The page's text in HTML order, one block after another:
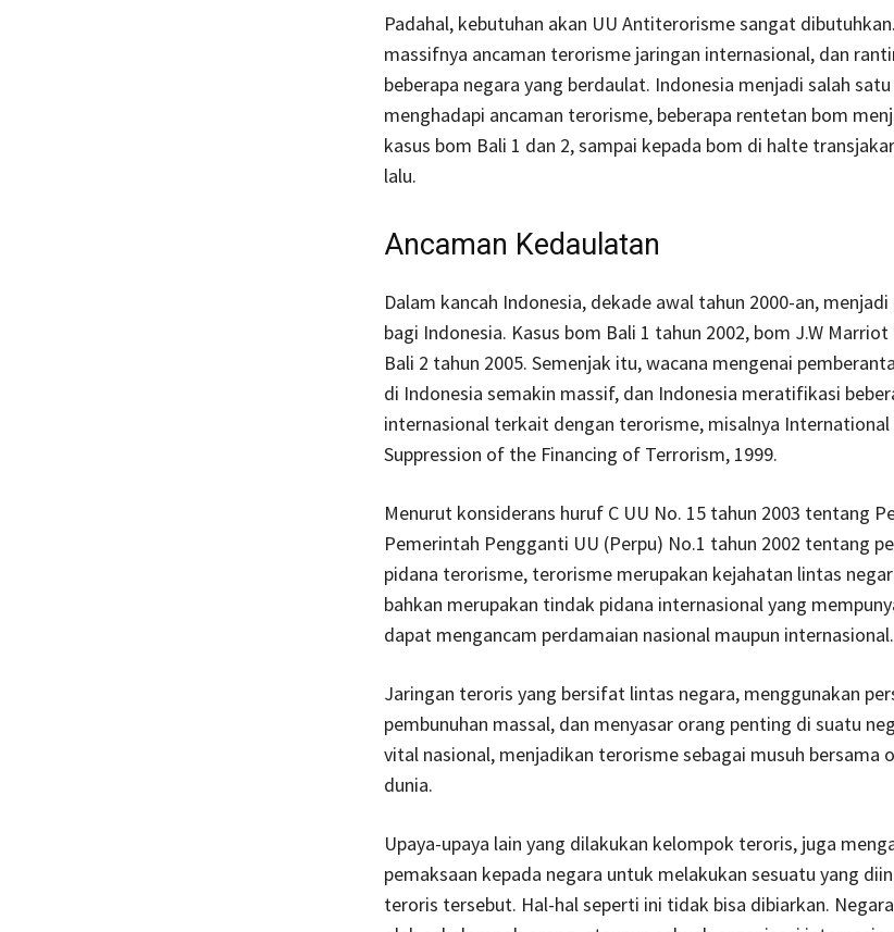
Padahal, kebutuhan akan UU Antiterorisme sangat
massifnya ancaman terorisme jaringan internasional, dan
beberapa negara yang berdaulat. Indonesia menjadi salah
menghadapi ancaman terorisme, beberapa rentetan bom
kasus bom Bali 1 dan 2, sampai kepada bom di halte
lalu.
Ancaman Kedaulatan
Dalam kancah Indonesia, dekade awal tahun 2000-an,
bagi Indonesia. Kasus bom Bali 1 tahun 2002, bom J.W
Bali 2 tahun 2005. Semenjak itu, wacana mengenai
di Indonesia semakin massif, dan Indonesia meratifikasi
internasional terkait dengan terorisme, misalnya
Suppression of the Financing of Terrorism, 1999.
Menurut konsiderans huruf C UU No. 15 tahun 2003 tentang
Pemerintah Pengganti UU (Perpu) No.1 tahun 2002 tentang
pidana terorisme, terorisme merupakan kejahatan lintas
bahkan merupakan tindak pidana internasional yang
dapat mengancam perdamaian nasional maupun internasional.
Jaringan teroris yang bersifat lintas negara, menggunakan
pembunuhan massal, dan menyasar orang penting di suatu
vital nasional, menjadikan terorisme sebagai musuh bersama
dunia.
Upaya-upaya lain yang dilakukan kelompok teroris, juga
pemaksaan kepada negara untuk melakukan sesuatu yang
teroris tersebut. Hal-hal seperti ini tidak bisa dibiarkan.